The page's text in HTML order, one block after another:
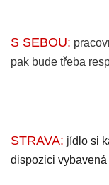
S SEBOU:
pak bude třeba
STRAVA: jídlo si
dispozici vybavená